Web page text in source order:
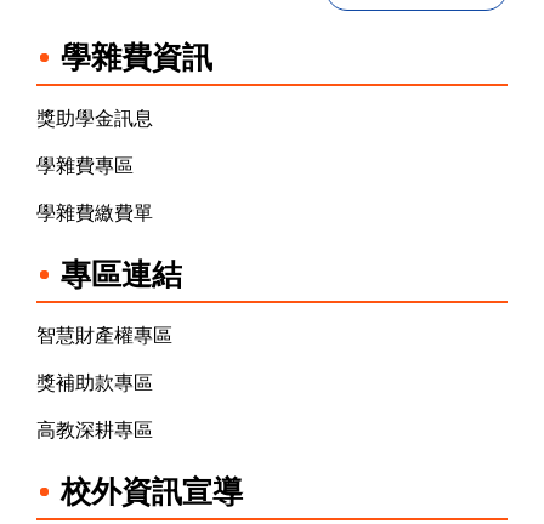
學雜費資訊
獎助學金訊息
學雜費專區
學雜費繳費單
專區連結
智慧財產權專區
獎補助款專區
高教深耕專區
校外資訊宣導